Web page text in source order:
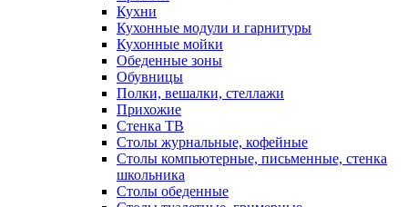
Кухни
Кухонные модули и гарнитуры
Кухонные мойки
Обеденные зоны
Обувницы
Полки, вешалки, стеллажи
Прихожие
Стенка ТВ
Столы журнальные, кофейные
Столы компьютерные, письменные, стенка
школьника
Столы обеденные